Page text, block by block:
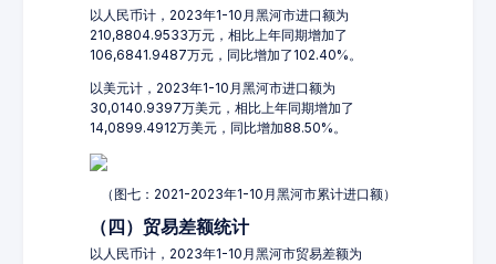
以人民币计，2023年1-10月黑河市进口额为
210,8804.9533万元，相比上年同期增加了
106,6841.9487万元，同比增加了102.40%。
以美元计，2023年1-10月黑河市进口额为
30,0140.9397万美元，相比上年同期增加了
14,0899.4912万美元，同比增加88.50%。
（图七：2021-2023年1-10月黑河市累计进口额）
（四）贸易差额统计
以人民币计，2023年1-10月黑河市贸易差额为